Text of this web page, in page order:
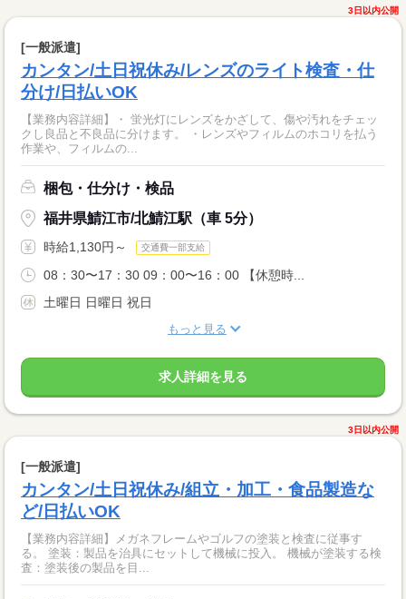
3日以内公開
[一般派遣]
カンタン/土日祝休み/レンズのライト検査・仕
分け/日払いOK
【業務内容詳細】・ 蛍光灯にレンズをかざして、傷や汚れをチェッ
クし良品と不良品に分けます。 ・レンズやフィルムのホコリを払う
作業や、フィルムの...
梱包・仕分け・検品
福井県鯖江市/北鯖江駅（車 5分）
時給1,130円～ 交通費一部支給
08：30〜17：30 09：00〜16：00 【休憩時...
土曜日 日曜日 祝日
もっと見る
求人詳細を見る
3日以内公開
[一般派遣]
カンタン/土日祝休み/組立・加工・食品製造な
ど/日払いOK
【業務内容詳細】メガネフレームやゴルフの塗装と検査に従事す
る。 塗装：製品を治具にセットして機械に投入。 機械が塗装する検
査：塗装後の製品を目...